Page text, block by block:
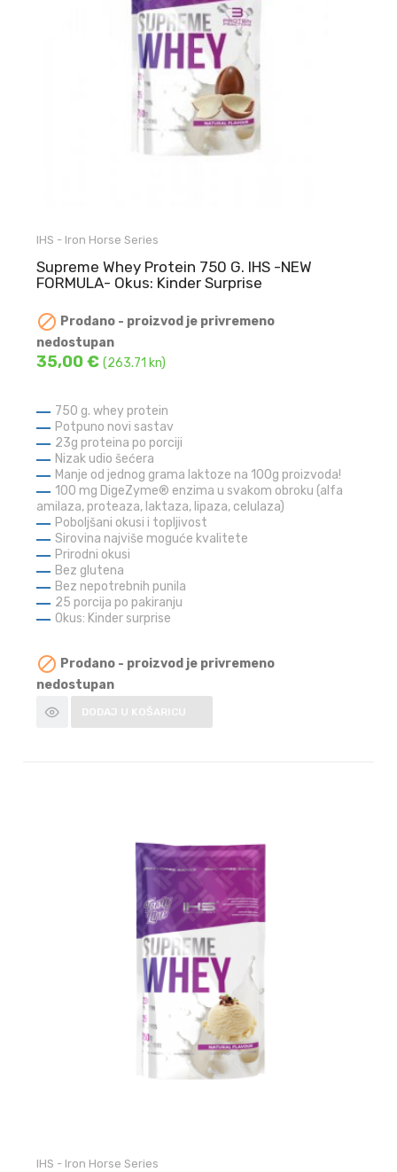
IHS - Iron Horse Series
Supreme Whey Protein 750 G. IHS -NEW
FORMULA- Okus: Kinder Surprise
 Prodano - proizvod je privremeno
nedostupan
35,00 €(263.71 kn)
750 g. whey protein
Potpuno novi sastav
23g proteina po porciji
Nizak udio šećera
Manje od jednog grama laktoze na 100g proizvoda!
100 mg DigeZyme® enzima u svakom obroku (alfa
amilaza, proteaza, laktaza, lipaza, celulaza)
Poboljšani okusi i topljivost
Sirovina najviše moguće kvalitete
Prirodni okusi
Bez glutena
Bez nepotrebnih punila
25 porcija po pakiranju
Okus: Kinder surprise
 Prodano - proizvod je privremeno
nedostupan
DODAJ U KOŠARICU
IHS - Iron Horse Series